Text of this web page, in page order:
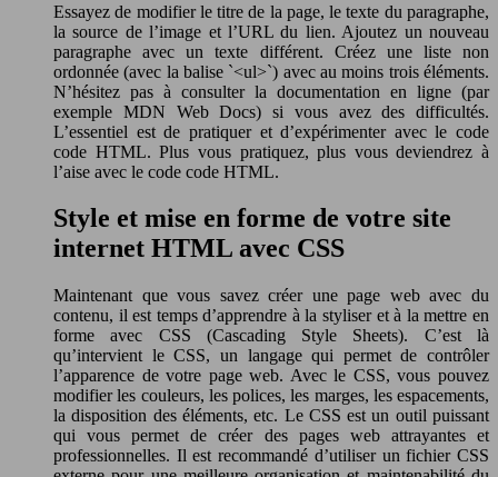
Essayez de modifier le titre de la page, le texte du paragraphe,
la source de l’image et l’URL du lien. Ajoutez un nouveau
paragraphe avec un texte différent. Créez une liste non
ordonnée (avec la balise `<ul>`) avec au moins trois éléments.
N’hésitez pas à consulter la documentation en ligne (par
exemple MDN Web Docs) si vous avez des difficultés.
L’essentiel est de pratiquer et d’expérimenter avec le code
code HTML. Plus vous pratiquez, plus vous deviendrez à
l’aise avec le code code HTML.
Style et mise en forme de votre site
internet HTML avec CSS
Maintenant que vous savez créer une page web avec du
contenu, il est temps d’apprendre à la styliser et à la mettre en
forme avec CSS (Cascading Style Sheets). C’est là
qu’intervient le CSS, un langage qui permet de contrôler
l’apparence de votre page web. Avec le CSS, vous pouvez
modifier les couleurs, les polices, les marges, les espacements,
la disposition des éléments, etc. Le CSS est un outil puissant
qui vous permet de créer des pages web attrayantes et
professionnelles. Il est recommandé d’utiliser un fichier CSS